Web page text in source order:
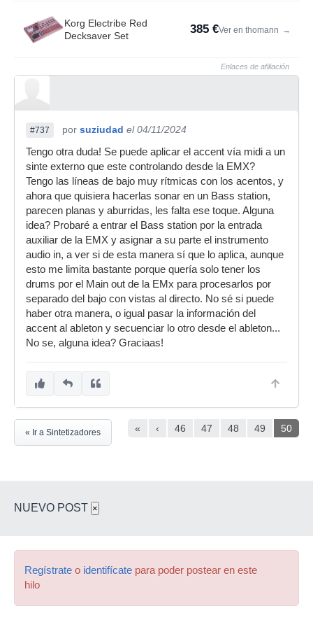
Korg Electribe Red
Decksaver Set
385 €Ver en thomann →
Enlaces de afiliación
#737 por suziudad el 04/11/2024
Tengo otra duda! Se puede aplicar el accent vía midi a un
sinte externo que este controlando desde la EMX?
Tengo las líneas de bajo muy rítmicas con los acentos, y
ahora que quisiera hacerlas sonar en un Bass station,
parecen planas y aburridas, les falta ese toque. Alguna
idea? Probaré a entrar el Bass station por la entrada
auxiliar de la EMX y asignar a su parte el instrumento
audio in, a ver si de esta manera sí que lo aplica, aunque
esto me limita bastante porque quería solo tener los
drums por el Main out de la EMx para procesarlos por
separado del bajo con vistas al directo. No sé si puede
haber otra manera, o igual pasar la información del
accent al ableton y secuenciar lo otro desde el ableton...
No se, alguna idea? Graciaas!
« ‹ 46 47 48 49 50
« Ir a Sintetizadores
NUEVO POST ×
Regístrate o identifícate para poder postear en este
hilo